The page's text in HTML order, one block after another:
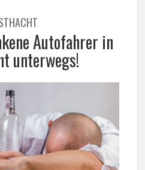
Autofahrer in
unterwegs!